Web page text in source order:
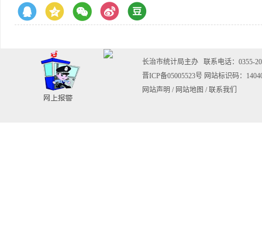
长治市统计局主办 联系电话：0355-
晋ICP备05005523号 网站标识码：
网站声明 / 网站地图 / 联系我们